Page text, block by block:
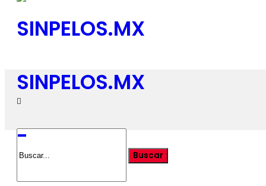
SINPELOS.MX
-